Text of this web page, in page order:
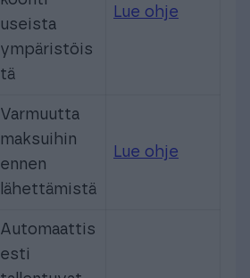
useista
ympäristöis
tä
Lue ohje
Varmuutta
maksuihin
ennen
lähettämistä
Lue ohje
Automaattis
esti